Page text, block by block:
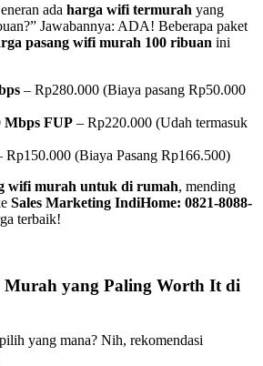
ada harga wifi termurah yang
Jawabannya: ADA! Beberapa paket
pasang wifi murah 100 ribuan ini
– Rp280.000 (Biaya pasang Rp50.000
Mbps FUP – Rp220.000 (Udah termasuk
Rp150.000 (Biaya Pasang Rp166.500)
wifi murah untuk di rumah, mending
Sales Marketing IndiHome: 0821-8088-
terbaik!
Murah yang Paling Worth It di
yang mana? Nih, rekomendasi